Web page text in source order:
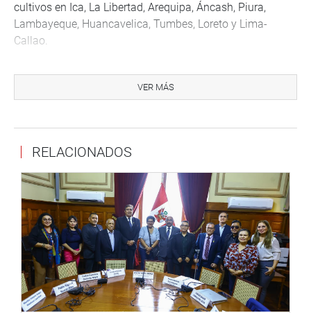
cultivos en Ica, La Libertad, Arequipa, Áncash, Piura,
Lambayeque, Huancavelica, Tumbes, Loreto y Lima-
Callao.
langosta en Lambayeque, Cajamarca, Huancavelica,
Ayacucho, Apurímac, Cusco y Huánuco.
El congresista Elard Melgar dijo que los que conocen de
agricultura se encuentran contentos con el trabajo q viene
haciendo el SENASA y que ha crecido la exportación
gracias a ese apoyo.
PRENSA CONGRESO
VER MÁS
RELACIONADOS